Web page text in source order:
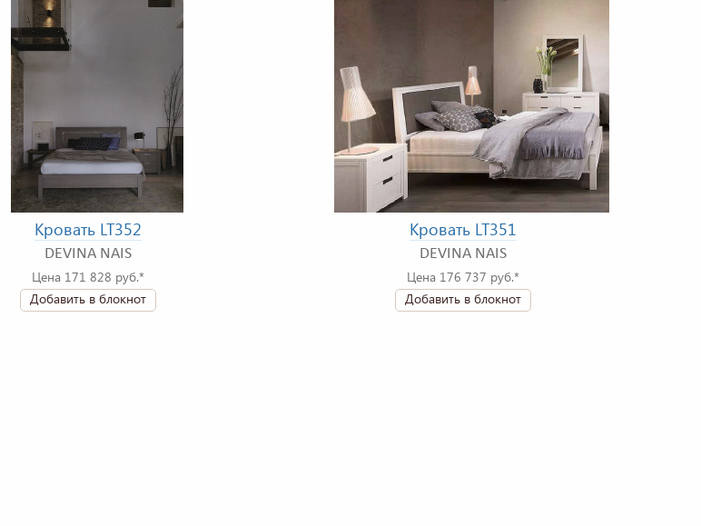
Кровать LT352
DEVINA NAIS
Цена 171 828 руб.*
Добавить в блокнот
Кровать LT351
DEVINA NAIS
Цена 176 737 руб.*
Добавить в блокнот